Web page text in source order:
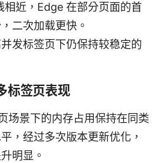
近，Edge 在部分页面的首
二次加载更快。
发标签页下仍保持较稳定的
标签页表现
场景下的内存占用保持在同类
，经过多次版本更新优化，
明显。